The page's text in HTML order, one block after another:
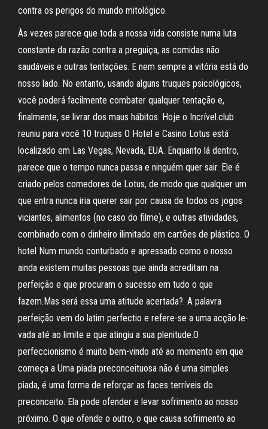
contra os perigos do mundo mitológico.
Às vezes parece que toda a nossa vida consiste numa luta
constante da razão contra a preguiça, as comidas não
saudáveis e outras tentações. E nem sempre a vitória está do
nosso lado. No entanto, usando alguns truques psicológicos,
você poderá facilmente combater qualquer tentação e,
finalmente, se livrar dos maus hábitos. Hoje o Incrível.club
reuniu para você 10 truques O Hotel e Casino Lotus está
localizado em Las Vegas, Nevada, EUA. Enquanto lá dentro,
parece que o tempo nunca passa e ninguém quer sair. Ele é
criado pelos comedores de Lotus, de modo que qualquer um
que entra nunca iria querer sair por causa de todos os jogos
viciantes, alimentos (no caso do filme), e outras atividades,
combinado com o dinheiro ilimitado em cartões de plástico. O
hotel Num mundo conturbado e apressado como o nosso
ainda existem muitas pessoas que ainda acreditam na
perfeição e que procuram o sucesso em tudo o que
fazem.Mas será essa uma atitude acertada?. A palavra
perfeição vem do latim perfectio e refere-se a uma acção le­
vada até ao limite e que atingiu a sua plenitude.O
perfeccionismo é muito bem-vindo até ao momen­to em que
começa a Uma piada preconceituosa não é uma simples
piada, é uma forma de reforçar as faces terríveis do
preconceito. Ela pode ofender e levar sofrimento ao nosso
próximo. O que ofende o outro, o que causa sofrimento ao